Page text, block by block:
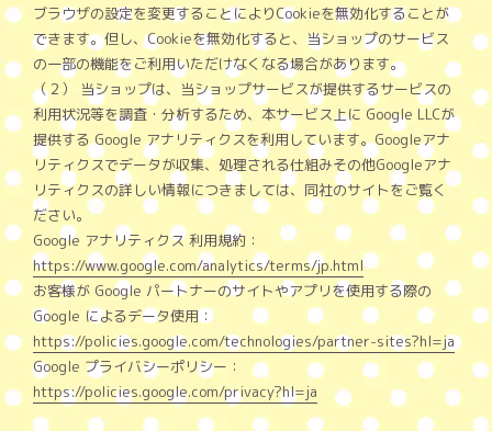
ブラウザの設定を変更することによりCookieを無効化することが
できます。但し、Cookieを無効化すると、当ショップのサービス
の一部の機能をご利用いただけなくなる場合があります。
（２） 当ショップは、当ショップサービスが提供するサービスの
利用状況等を調査・分析するため、本サービス上に Google LLCが
提供する Google アナリティクスを利用しています。Googleアナ
リティクスでデータが収集、処理される仕組みその他Googleアナ
リティクスの詳しい情報につきましては、同社のサイトをご覧く
ださい。
Google アナリティクス 利用規約：
https://www.google.com/analytics/terms/jp.html
お客様が Google パートナーのサイトやアプリを使用する際の
Google によるデータ使用：
https://policies.google.com/technologies/partner-sites?hl=ja
Google プライバシーポリシー：
https://policies.google.com/privacy?hl=ja